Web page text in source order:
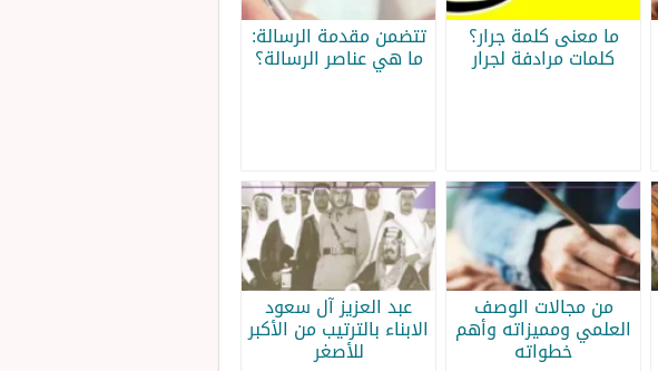
ما معنى كلمة جرار؟
كلمات مرادفة لجرار
تتضمن مقدمة الرسالة:
ما هي عناصر الرسالة؟
من مجالات الوصف
العلمي ومميزاته وأهم
خطواته
عبد العزيز آل سعود
الابناء بالترتيب من الأكبر
للأصغر